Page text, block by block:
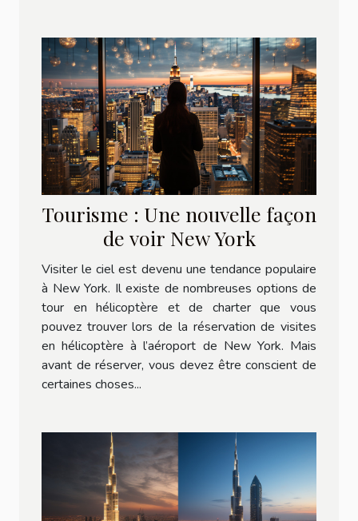
Tourisme : Une nouvelle façon
de voir New York
Visiter le ciel est devenu une tendance populaire
à New York. Il existe de nombreuses options de
tour en hélicoptère et de charter que vous
pouvez trouver lors de la réservation de visites
en hélicoptère à l’aéroport de New York. Mais
avant de réserver, vous devez être conscient de
certaines choses...